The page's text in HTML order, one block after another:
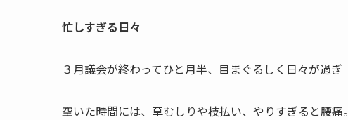
忙しすぎる日々
３月議会が終わってひと月半、目まぐるしく日々が過ぎ
空いた時間には、草むしりや枝払い、やりすぎると腰痛。